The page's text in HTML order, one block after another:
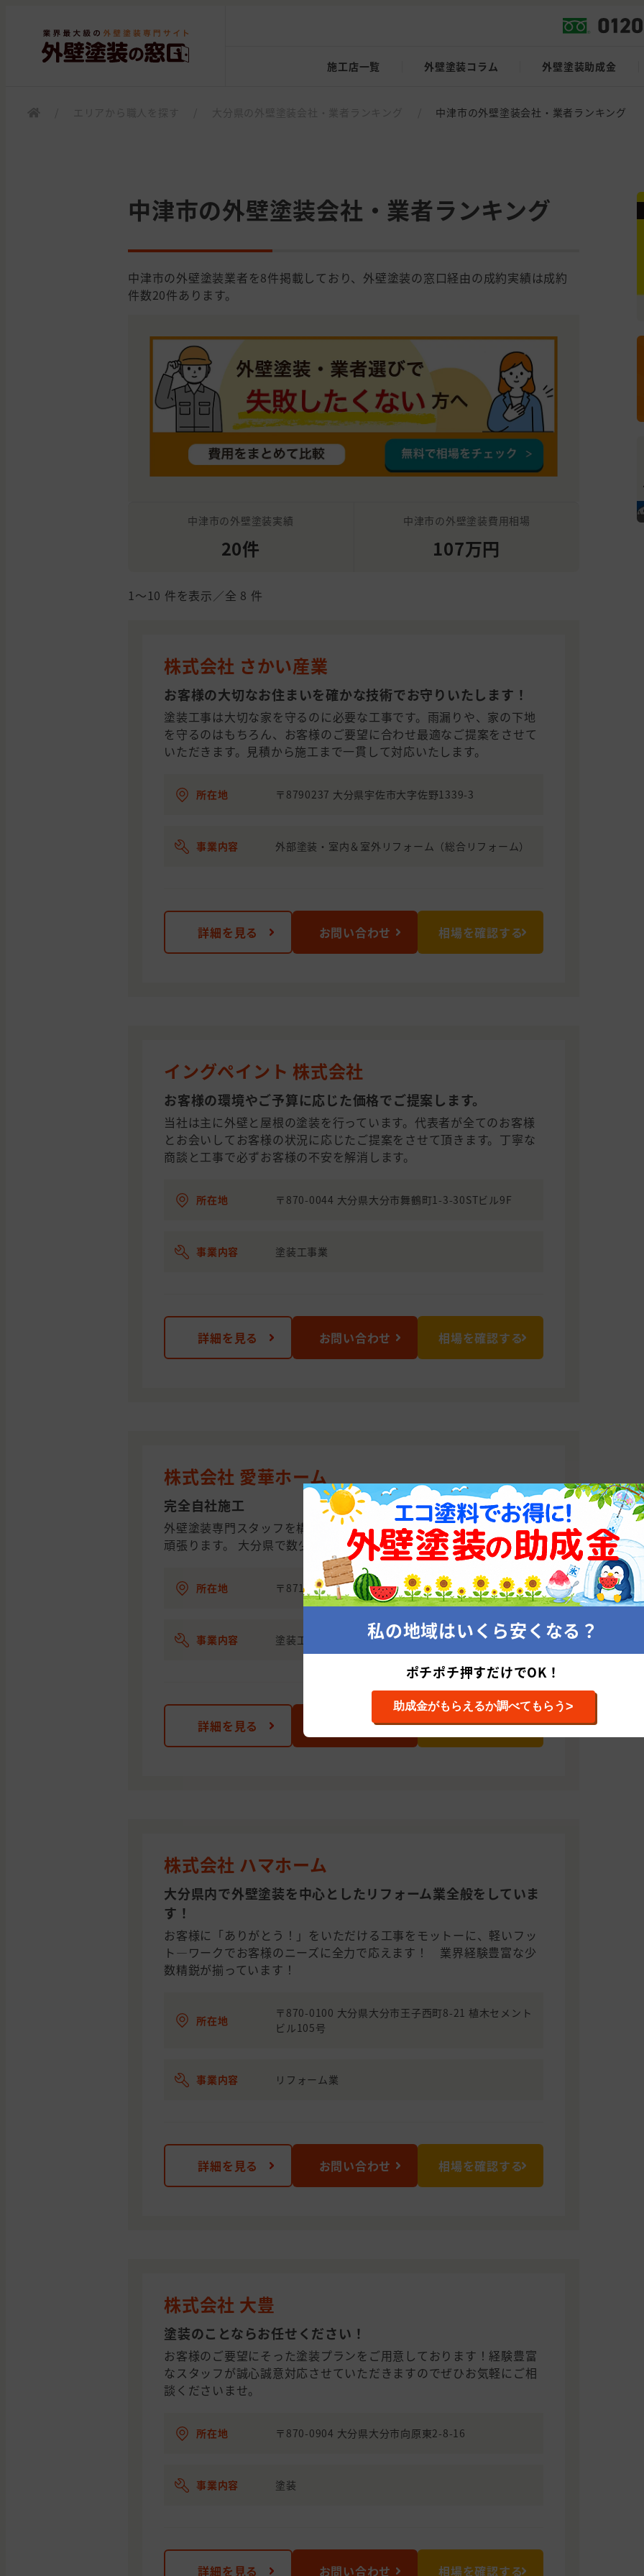
施工店一覧 外壁塗装コラム 外壁塗装助成金
中津市の外壁塗装会社・業者ランキング
中津市の外壁塗装会社・業者ランキング
中津市の外壁塗装業者を8件掲載しており、外壁塗装の窓口経由の成約実績は成約
件数20件あります。
中津市の外壁塗装実績
20件
中津市の外壁塗装費用相場
107万円
1〜10 件を表示／全 8 件
株式会社 さかい産業
お客様の大切なお住まいを確かな技術でお守りいたします！
塗装工事は大切な家を守るのに必要な工事です。雨漏りや、家の下地
を守るのはもちろん、お客様のご要望に合わせ最適なご提案をさせて
いただきます。見積から施工まで一貫して対応いたします。
所在地 〒8790237 大分県宇佐市大字佐野1339-3
事業内容 外部塗装・室内＆室外リフォーム（総合リフォーム）
詳細を見る お問い合わせ 相場を確認する
イングペイント 株式会社
お客様の環境やご予算に応じた価格でご提案します。
当社は主に外壁と屋根の塗装を行っています。代表者が全てのお客様
とお会いしてお客様の状況に応じたご提案をさせて頂きます。丁寧な
商談と工事で必ずお客様の不安を解消します。
所在地 〒870-0044 大分県大分市舞鶴町1-3-30STビル9F
事業内容 塗装工事業
詳細を見る お問い合わせ 相場を確認する
株式会社 愛華ホーム
完全自社施工
外壁塗装専門スタッフを構え、お客様のニーズにお答えすべく精一杯
頑張ります。 大分県で数少ない完全自社施工で工事に努めます。
所在地 〒871-0152 大分県中津市大字大貞字中ノ林383番地
事業内容 塗装工事
詳細を見る お問い合わせ 相場を確認する
株式会社 ハマホーム
大分県内で外壁塗装を中心としたリフォーム業全般をしていま
す！
お客様に「ありがとう！」をいただける工事をモットーに、軽いフッ
ト―ワークでお客様のニーズに全力で応えます！ 業界経験豊富な少
数精鋭が揃っています！
所在地
〒870-0100 大分県大分市王子西町8-21 植木セメント
ビル105号
事業内容 リフォーム業
詳細を見る お問い合わせ 相場を確認する
株式会社 大豊
塗装のことならお任せください！
お客様のご要望にそった塗装プランをご用意しております！経験豊富
なスタッフが誠心誠意対応させていただきますのでぜひお気軽にご相
談くださいませ。
所在地 〒870-0904 大分県大分市向原東2-8-16
事業内容 塗装
詳細を見る お問い合わせ 相場を確認する
私の地域はいくら安くなる？
ポチポチ押すだけでOK！
助成金がもらえるか調べてもらう>